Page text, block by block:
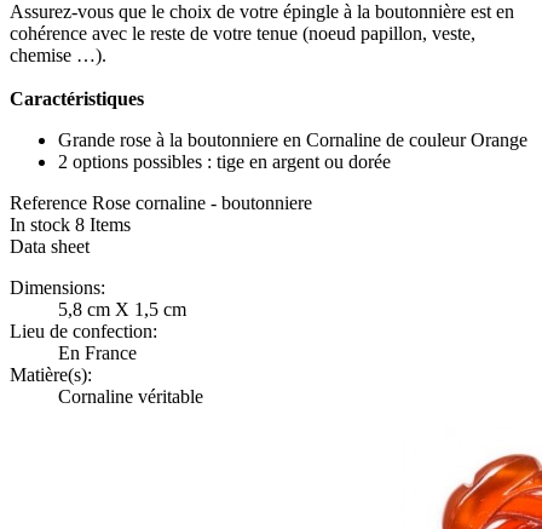
Assurez-vous que le choix de votre épingle à la boutonnière est en
cohérence avec le reste de votre tenue (noeud papillon, veste,
chemise …).
Caractéristiques
Grande rose à la boutonniere en Cornaline de couleur Orange
2 options possibles : tige en argent ou dorée
Reference Rose cornaline - boutonniere
In stock 8 Items
Data sheet
Dimensions:
5,8 cm X 1,5 cm
Lieu de confection:
En France
Matière(s):
Cornaline véritable